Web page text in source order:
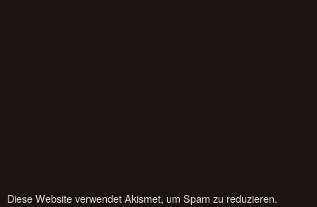
Diese Website verwendet Akismet, um Spam zu reduzieren.